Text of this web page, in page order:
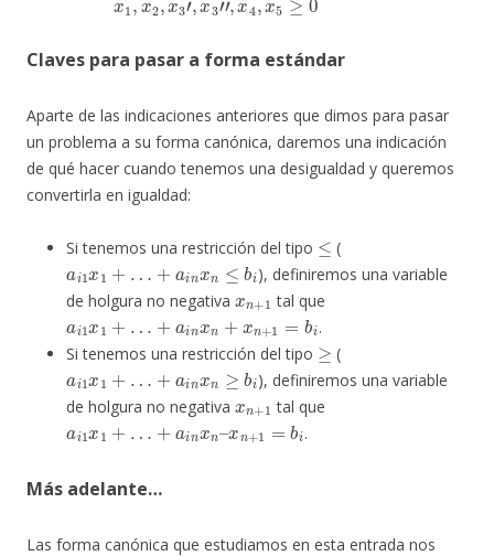
Claves para pasar a forma estándar
Aparte de las indicaciones anteriores que dimos para pasar
un problema a su forma canónica, daremos una indicación
de qué hacer cuando tenemos una desigualdad y queremos
convertirla en igualdad:
Si tenemos una restricción del tipo (
a 1x1+…+ain xn≤bi
), definiremos una variable
de holgura no negativa
xn+ 1
tal que
ai 1x1+… +ai nxn+xn +1=bi
.
Si tenemos una restricción del tipo
≥
(
a 1x1+…+ain xn≥bi
), definiremos una variable
de holgura no negativa
xn+ 1
tal que
ai 1x1+… +ai nxn–xn +1=b i
.
Más adelante…
Las forma canónica que estudiamos en esta entrada nos